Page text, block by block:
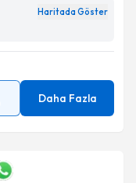
Haritada Göster
Daha Fazla